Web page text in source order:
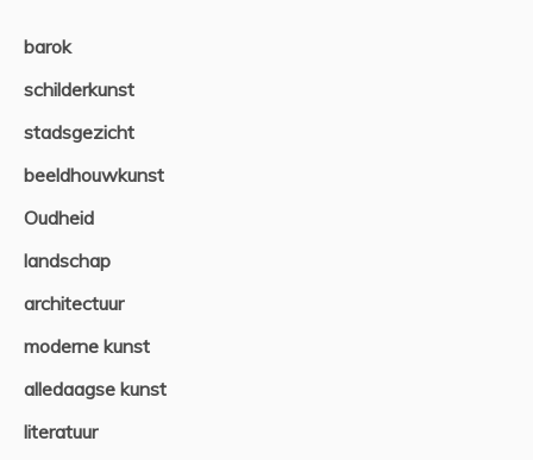
barok
schilderkunst
stadsgezicht
beeldhouwkunst
Oudheid
landschap
architectuur
moderne kunst
alledaagse kunst
literatuur